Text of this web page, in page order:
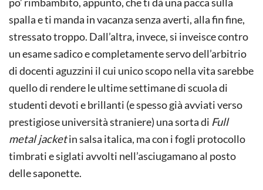
spalla e ti manda in vacanza senza averti, alla fin fine,
stressato troppo. Dall’altra, invece, si inveisce contro
un esame sadico e completamente servo dell’arbitrio
di docenti aguzzini il cui unico scopo nella vita sarebbe
quello di rendere le ultime settimane di scuola di
studenti devoti e brillanti (e spesso già avviati verso
prestigiose università straniere) una sorta di Full
metal jacketin salsa italica, ma con i fogli protocollo
timbrati e siglati avvolti nell’asciugamano al posto
delle saponette.